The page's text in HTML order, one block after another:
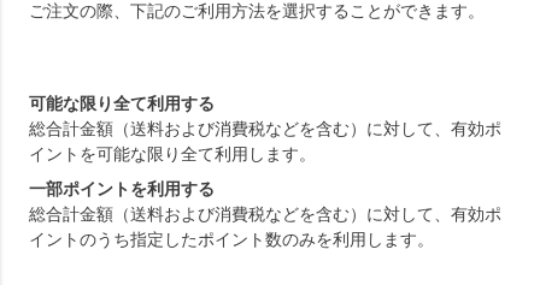
ご注文の際、下記のご利用方法を選択することができます。
可能な限り全て利用する
総合計金額（送料および消費税などを含む）に対して、有効ポ
イントを可能な限り全て利用します。
一部ポイントを利用する
総合計金額（送料および消費税などを含む）に対して、有効ポ
イントのうち指定したポイント数のみを利用します。